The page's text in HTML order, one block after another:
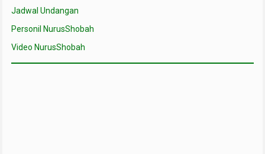
Jadwal Undangan
Personil NurusShobah
Video NurusShobah